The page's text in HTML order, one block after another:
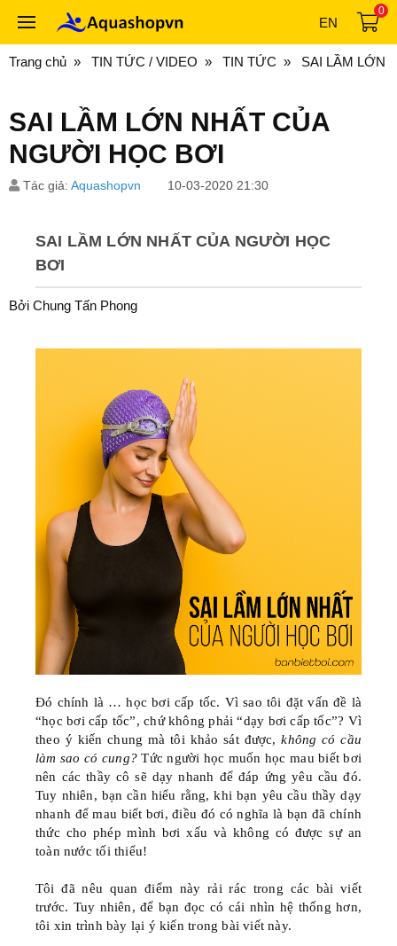
EN
0
Trang chủ TIN TỨC / VIDEO TIN TỨC SAI LẦM LỚN
SAI LẦM LỚN NHẤT CỦA
NGƯỜI HỌC BƠI
Tác giả: Aquashopvn 10-03-2020 21:30
SAI LẦM LỚN NHẤT CỦA NGƯỜI HỌC
BƠI
Bởi Chung Tấn Phong
Đó chính là … học bơi cấp tốc. Vì sao tôi đặt vấn đề là
“học bơi cấp tốc”, chứ không phải “dạy bơi cấp tốc”? Vì
theo ý kiến chung mà tôi khảo sát được,không có cầu
làm sao có cung?Tức người học muốn học mau biết bơi
nên các thầy cô sẽ dạy nhanh để đáp ứng yêu cầu đó.
Tuy nhiên, bạn cần hiểu rằng, khi bạn yêu cầu thầy dạy
nhanh để mau biết bơi, điều đó có nghĩa là bạn đã chính
thức cho phép mình bơi xấu và không có được sự an
toàn nước tối thiểu!
Tôi đã nêu quan điểm này rải rác trong các bài viết
trước. Tuy nhiên, để bạn đọc có cái nhìn hệ thống hơn,
tôi xin trình bày lại ý kiến trong bài viết này.